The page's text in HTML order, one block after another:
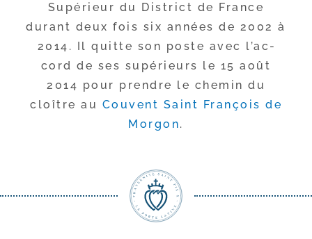
Supérieur du District de France
durant deux fois six années de 2002 à
2014. Il quitte son poste avec l’ac­
cord de ses supé­rieurs le 15 août
2014 pour prendre le che­min du
cloître au Couvent Saint François de
Morgon.